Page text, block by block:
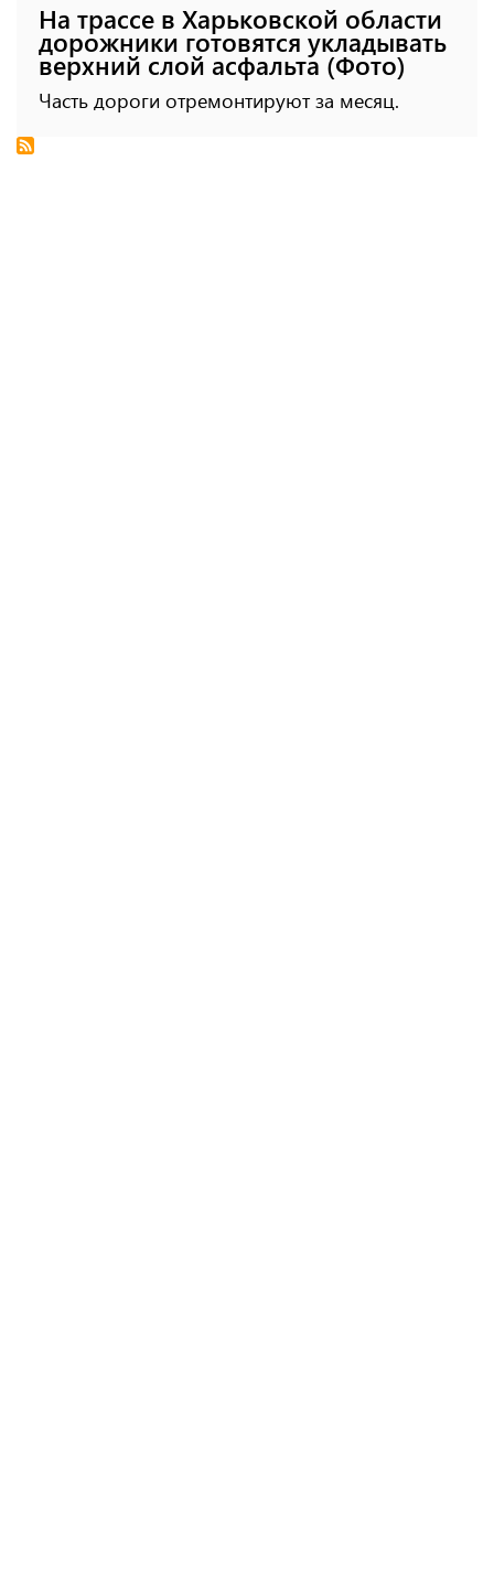
На трассе в Харьковской области
дорожники готовятся укладывать
верхний слой асфальта (Фото)
Часть дороги отремонтируют за месяц.